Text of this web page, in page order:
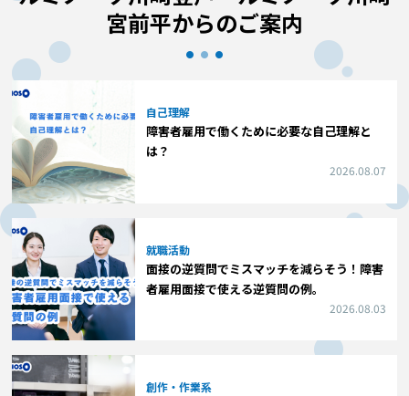
宮前平からのご案内
自己理解
障害者雇用で働くために必要な自己理解と
は？
2026.08.07
就職活動
面接の逆質問でミスマッチを減らそう！障害
者雇用面接で使える逆質問の例。
2026.08.03
創作・作業系